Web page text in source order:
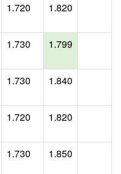
1.720 1.820
1.730 1.799
1.730 1.840
1.720 1.820
1.730 1.850